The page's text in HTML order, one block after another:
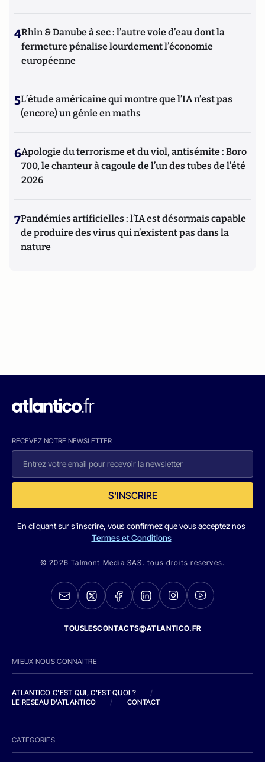
4Rhin & Danube à sec : l’autre voie d’eau dont la
fermeture pénalise lourdement l’économie
européenne
5L’étude américaine qui montre que l’IA n’est pas
(encore) un génie en maths
6Apologie du terrorisme et du viol, antisémite : Boro
700, le chanteur à cagoule de l’un des tubes de l’été
2026
7Pandémies artificielles : l’IA est désormais capable
de produire des virus qui n’existent pas dans la
nature
RECEVEZ NOTRE NEWSLETTER
S'INSCRIRE
En cliquant sur s'inscrire, vous confirmez que vous acceptez nos
Termes et Conditions
© 2026 Talmont Media SAS. tous droits réservés.
TOUSLESCONTACTS@ATLANTICO.FR
MIEUX NOUS CONNAITRE
ATLANTICO C'EST QUI, C'EST QUOI ?
/
LE RESEAU D'ATLANTICO
/ CONTACT
CATEGORIES